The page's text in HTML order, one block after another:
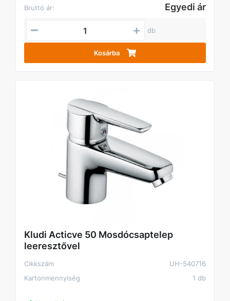
Bruttó ár:
Egyedi ár
db
Kosárba
Kludi Acticve 50 Mosdócsaptelep
leeresztővel
Cikkszám
UH-540716
Kartonmennyiség
1 db